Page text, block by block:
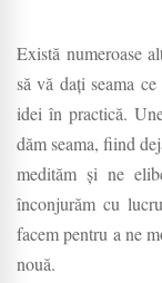
Există numeroase
să vă dați seama
idei în practică.
dăm seama, fiind
medităm și ne
înconjurăm cu
facem pentru a ne
nouă.